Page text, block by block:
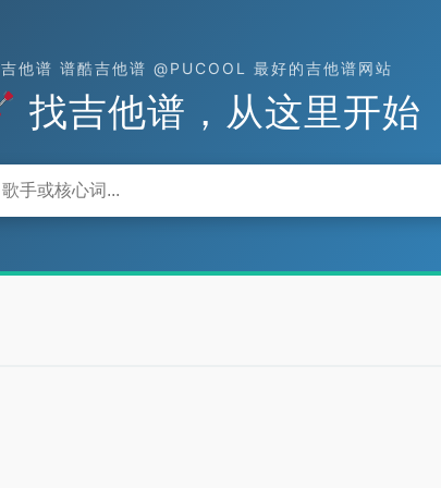
吉他谱 谱酷吉他谱 @PUCOOL 最好的吉他谱网站
找吉他谱，从这里开始